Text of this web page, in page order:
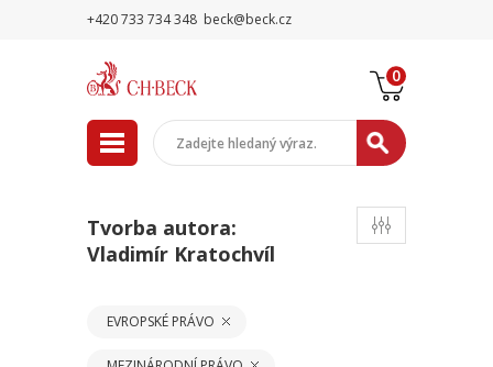
+420 733 734 348 beck@beck.cz
0
Tvorba autora:
Vladimír Kratochvíl
EVROPSKÉ PRÁVO